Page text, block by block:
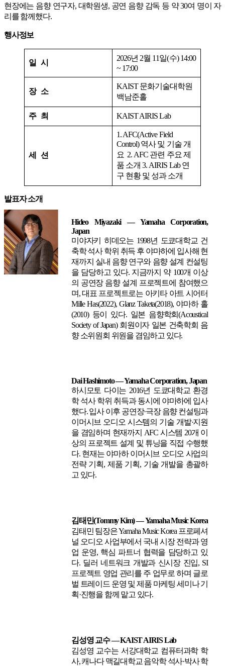
현장에는 음향 연구자, 대학원생, 공연 음향 감독 등 약 30여 명이 자
리를 함께했다.
행사정보
일 시
2026년 2월 11일(수) 14:00
~ 17:00
장 소
KAIST 문화기술대학원
백남준홀
주 최 KAIST AIRIS Lab
세 션
1. AFC(Active Field
Control) 역사 및 기술 개
요 2. AFC 관련 주요 제
품 소개 3. AIRIS Lab 연
구 현황 및 성과 소개
발표자 소개
Hideo Miyazaki — Yamaha Corporation,
Japan
미야자키 히데오는 1998년 도쿄대학교 건
축학 석사 학위 취득 후 야마하에 입사해 현
재까지 실내 음향 연구와 음향 설계 컨설팅
을 담당하고 있다. 지금까지 약 100개 이상
의 공연장 음향 설계 프로젝트에 참여했으
며, 대표 프로젝트로는 아키타 아트 시어터
Mille Has(2022), Glanz Taketa(2018), 야마하 홀
(2010) 등이 있다. 일본 음향학회(Acoustical
Society of Japan) 회원이자 일본 건축학회 음
향 소위원회 위원을 겸임하고 있다.
Dai Hashimoto — Yamaha Corporation, Japan
하시모토 다이는 2016년 도쿄대학교 환경
학 석사 학위 취득과 동시에 야마하에 입사
했다. 입사 이후 공연장·극장 음향 컨설팅과
이머시브 오디오 시스템의 기술 개발·지원
을 겸임하며 현재까지 AFC 시스템 20개 이
상의 프로젝트 설계 및 튜닝을 직접 수행했
다. 현재는 야마하 이머시브 오디오 사업의
전략 기획, 제품 기획, 기술 개발을 총괄하
고 있다.
김태민(Tommy Kim) — Yamaha Music Korea
김태민 팀장은 Yamaha Music Korea 프로페셔
널 오디오 사업부에서 국내 시장 전략과 영
업 운영, 핵심 파트너 협력을 담당하고 있
다. 딜러 네트워크 개발과 신시장 진입, SI
프로젝트 영업 관리를 주 업무로 하며 글로
벌 트레이드 운영 및 제품 마케팅 세미나 기
획·진행을 함께 맡고 있다.
김성영 교수 — KAIST AIRIS Lab
김성영 교수는 서강대학교 컴퓨터과학 학
사, 캐나다 맥길대학교 음악학 석사·박사 학